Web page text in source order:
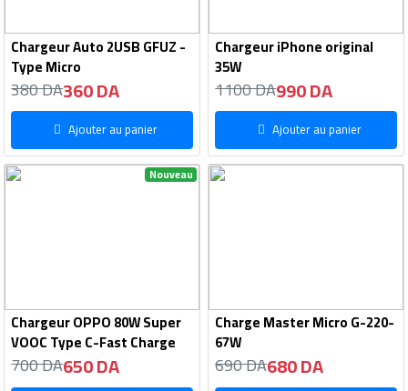
Chargeur Auto 2USB GFUZ -
Type Micro
380 DA360 DA
Ajouter au panier
Chargeur iPhone original
35W
1100 DA990 DA
Ajouter au panier
Nouveau
Chargeur OPPO 80W Super
VOOC Type C-Fast Charge
700 DA650 DA
Charge Master Micro G-220-
67W
690 DA680 DA